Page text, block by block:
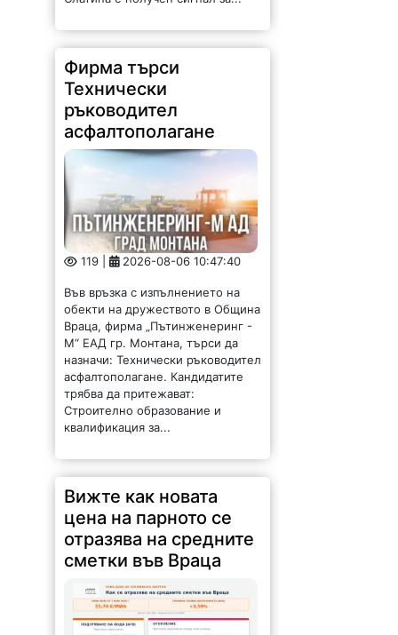
Фирма търси
Технически
ръководител
асфалтополагане
119 | 2026-08-06 10:47:40
Във връзка с изпълнението на
обекти на дружеството в Община
Враца, фирма „Пътинженеринг -
М“ ЕАД гр. Монтана, търси да
назначи: Технически ръководител
асфалтополагане. Кандидатите
трябва да притежават:
Строително образование и
квалификация за...
Вижте как новата
цена на парното се
отразява на средните
сметки във Враца